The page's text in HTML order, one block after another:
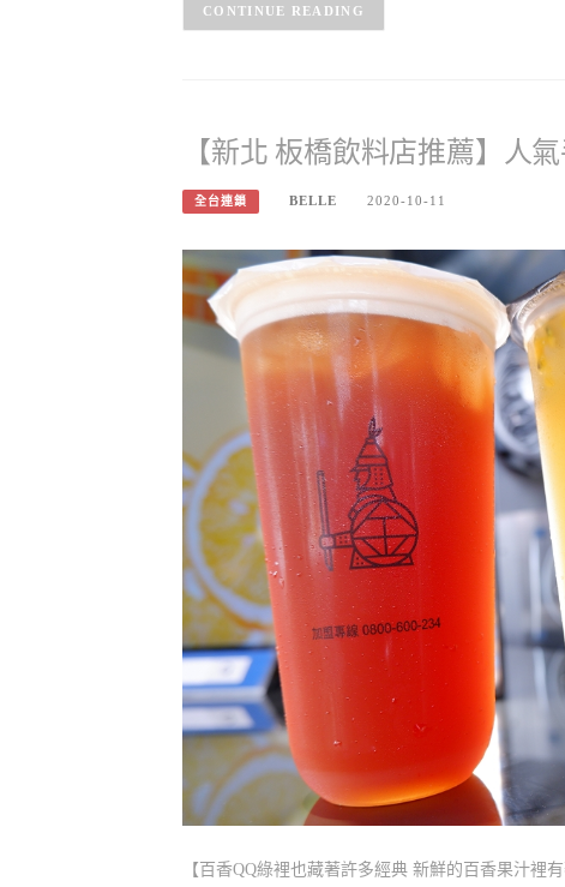
CONTINUE READING
【新北 板橋飲料店推薦】人
全台連鎖 BELLE 2020-10-11
【百香QQ綠裡也藏著許多經典 新鮮的百香果汁裡